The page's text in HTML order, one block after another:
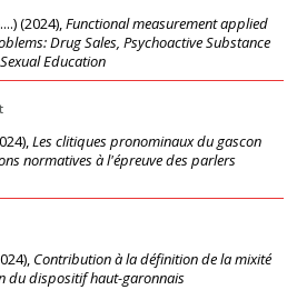
(2024),Functional measurement applied
Drug Sales, Psychoactive Substance
Education
),Les clitiques pronominaux du gascon
normatives à l'épreuve des parlers
), Contribution à la définition de la mixité
du dispositif haut-garonnais